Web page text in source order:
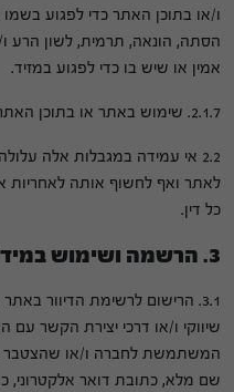
ו/או בתוכן האתר כדי לפגוע
הסתה, הונאה, תרמית, לשון הרע
אמין או שיש בו כדי לפגוע במזיד.
2.1.7. שימוש באתר או בתוכן האתר לשם יצירת מאגר מידע ו/או לקט.
2.2 אי עמידה במגבלות אלה
לאתר ואף לחשוף אותה לאחריות
כל דין.
3. הרשמה ושימוש במידע
3.1. הרישום לרשימת הדיוור
שיווקי ו/או דרכי יצירת הקשר
המשתמשת לחברה ו/או שהצטבר
שם מלא, כתובת דואר אלקטרוני,